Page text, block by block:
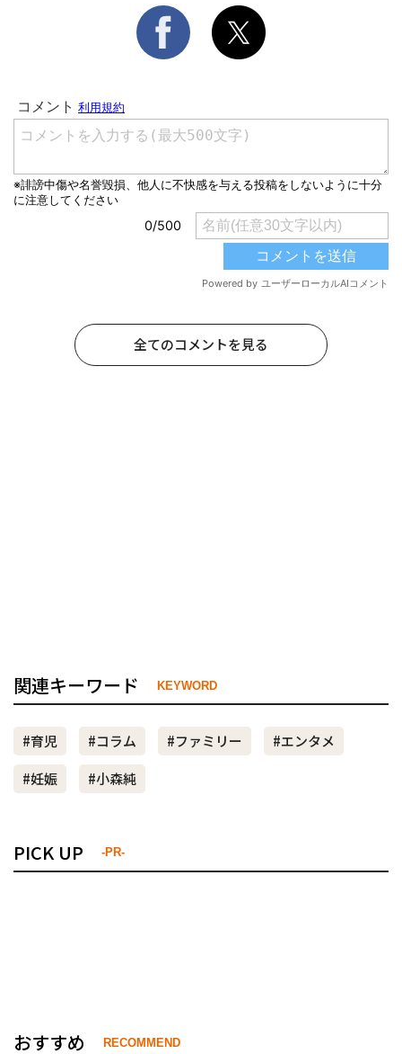
全てのコメントを見る
関連キーワード KEYWORD
#育児 #コラム #ファミリー
#エンタメ
#妊娠
#小森純
PICK UP -PR-
おすすめ RECOMMEND